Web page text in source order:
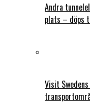
Andra
plats – döps
Visit